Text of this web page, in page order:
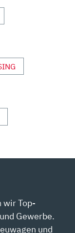
wir Top-
Gewerbe.
und